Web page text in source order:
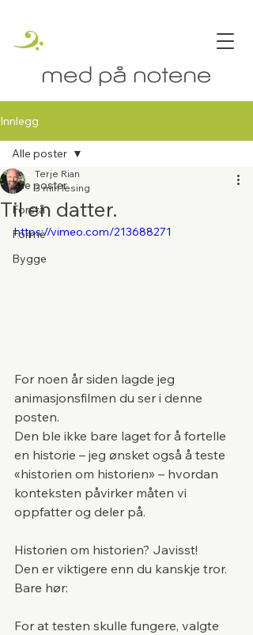
Innlegg
Alle poster
Forstå
Forme
Bygge
Alle poster
Til en datter.
Terje Rian
3 min lesing
https://vimeo.com/213688271
For noen år siden lagde jeg
animasjonsfilmen du ser i denne
posten.
Den ble ikke bare laget for å fortelle
en historie – jeg ønsket også å teste
«historien om historien» – hvordan
konteksten påvirker måten vi
oppfatter og deler på.
Historien om historien? Javisst!
Den er viktigere enn du kanskje tror.
Bare hør:
For at testen skulle fungere, valgte